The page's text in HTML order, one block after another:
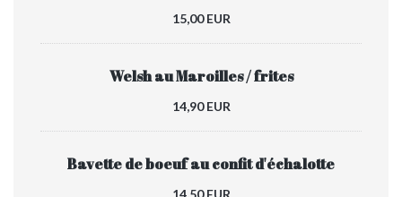
15,00 EUR
Welsh au Maroilles / frites
14,90 EUR
Bavette de boeuf au confit d'échalotte